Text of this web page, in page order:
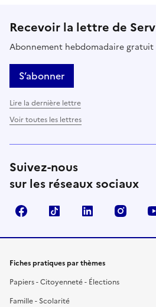
Recevoir la lettre de
Abonnement hebdomadaire gratuit
S’abonner
Lire la dernière lettre
Voir toutes les lettres
Suivez-nous
sur les réseaux sociaux
FacebookTikTok LinkedIn
Fiches pratiques par thèmes
Papiers - Citoyenneté - Élections
Famille - Scolarité